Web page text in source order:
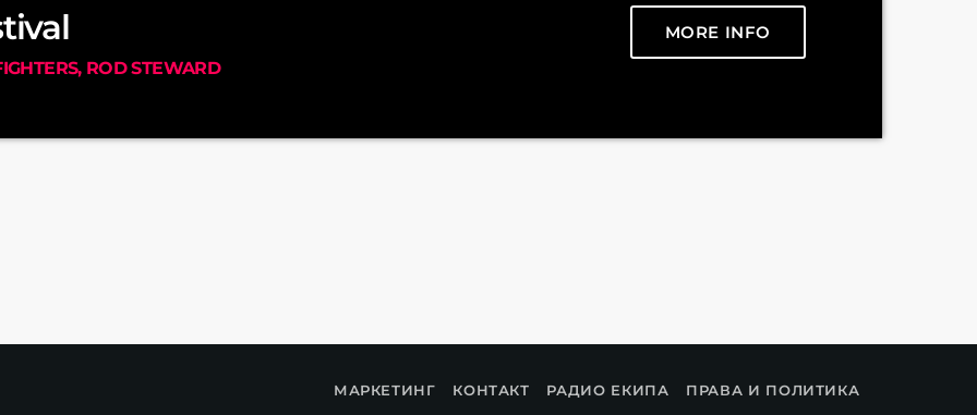
ROD STEWARD
MORE INFO
МАРКЕТИНГ КОНТАКТ РАДИО ЕКИПА ПРАВА И ПОЛИТИКА